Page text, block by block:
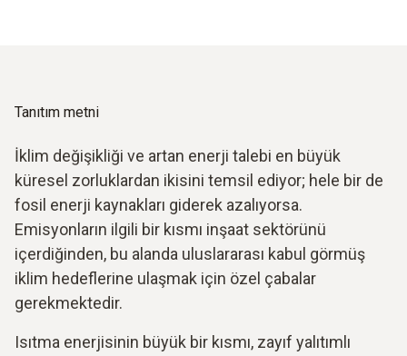
Tanıtım metni
İklim değişikliği ve artan enerji talebi en büyük
küresel zorluklardan ikisini temsil ediyor; hele bir de
fosil enerji kaynakları giderek azalıyorsa.
Emisyonların ilgili bir kısmı inşaat sektörünü
içerdiğinden, bu alanda uluslararası kabul görmüş
iklim hedeflerine ulaşmak için özel çabalar
gerekmektedir.
Isıtma enerjisinin büyük bir kısmı, zayıf yalıtımlı